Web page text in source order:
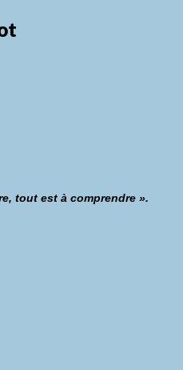
tout est à comprendre ».